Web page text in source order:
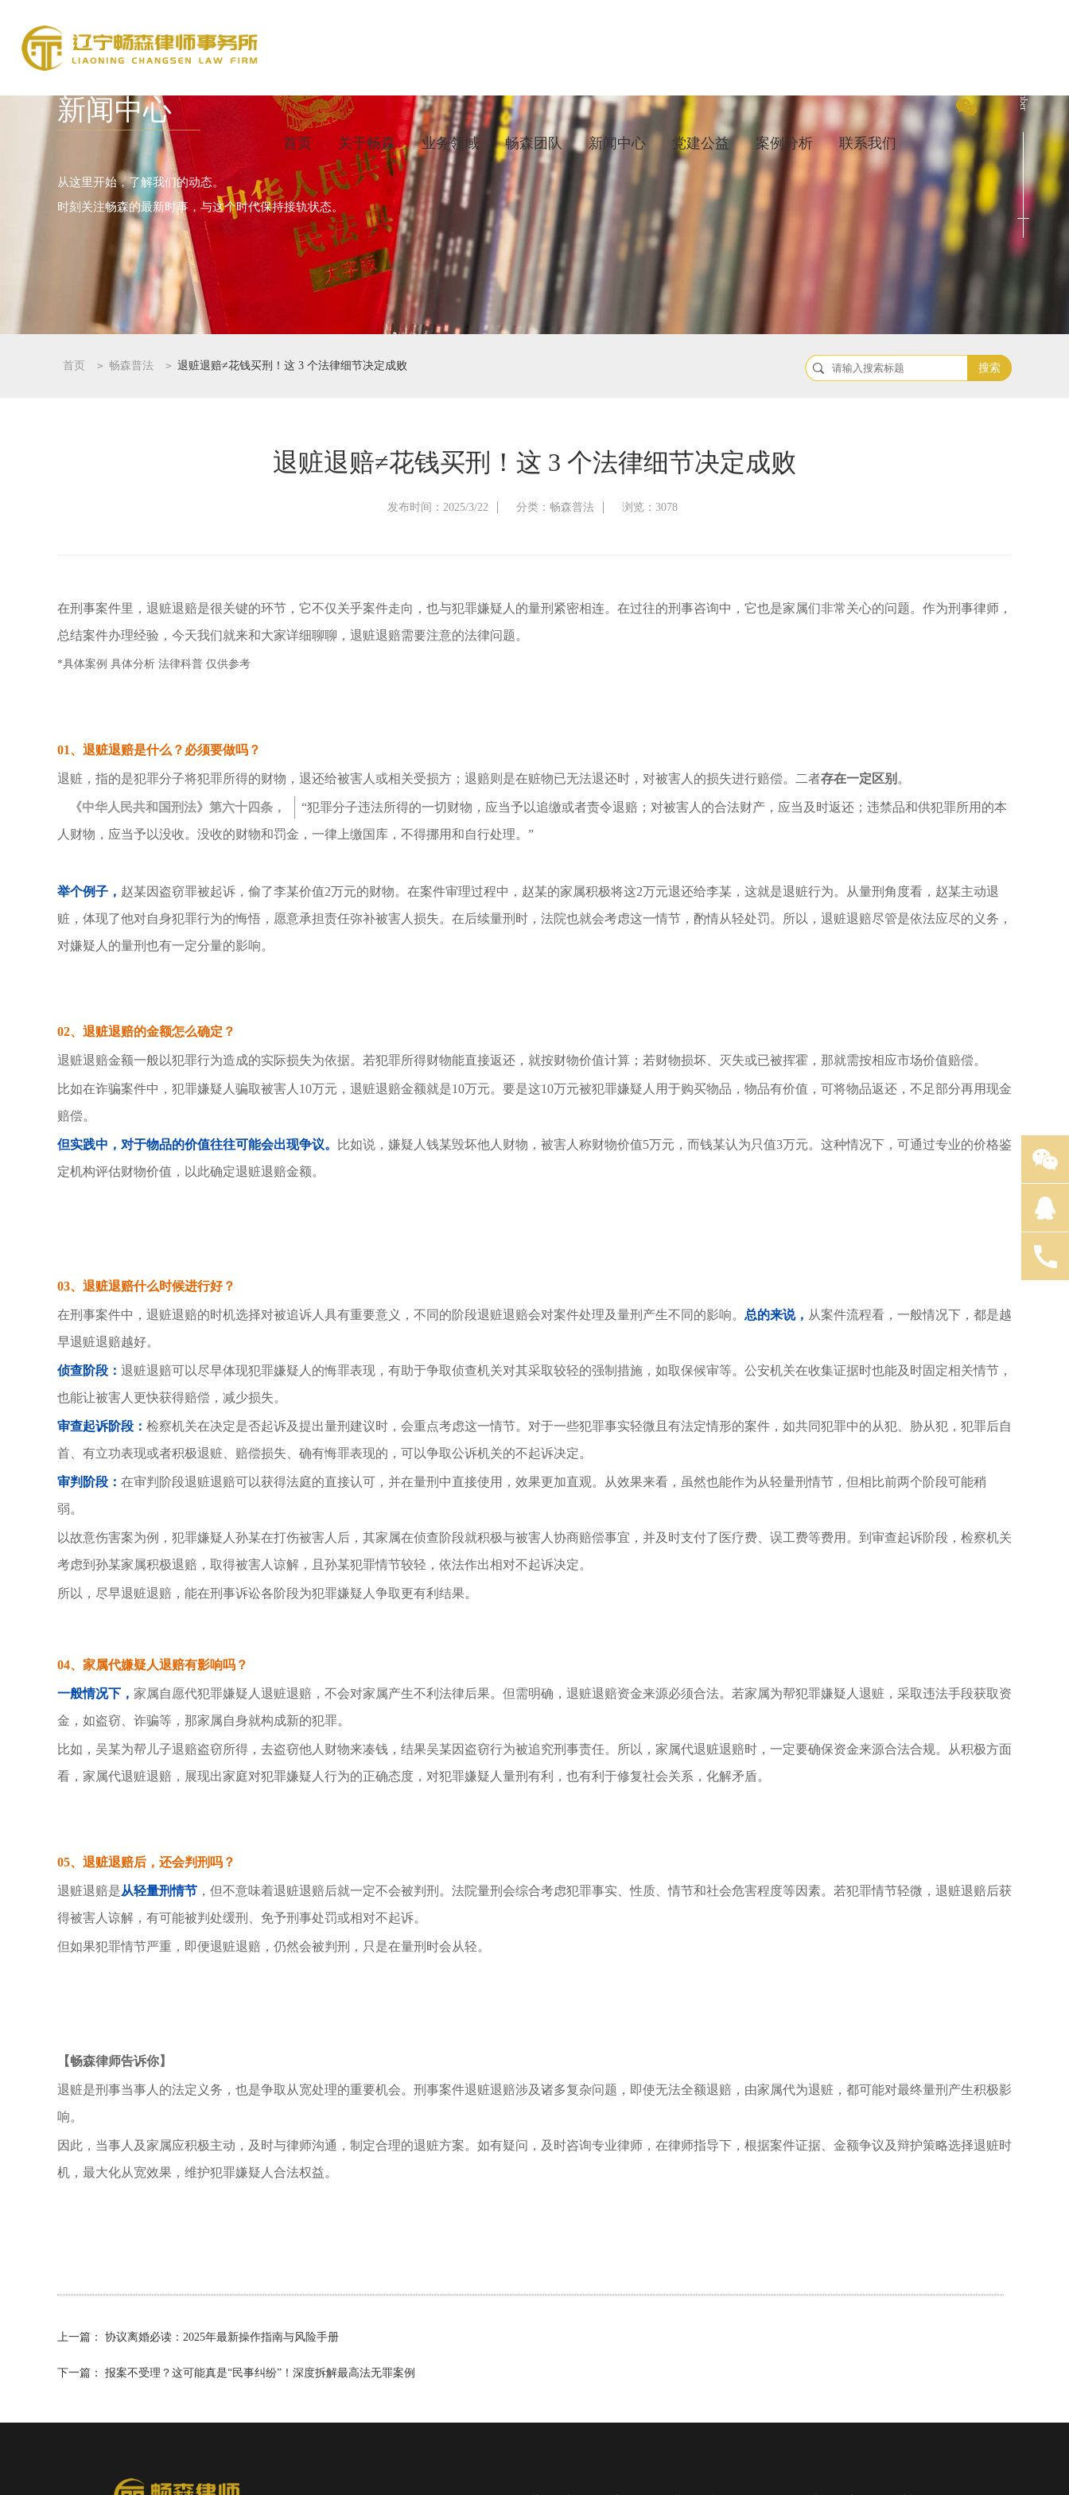
首页 关于畅森 业务领域 畅森团队 新闻中心 党建公益 案例分析 联系我们
Cenact Member
新闻中心
从这里开始，了解我们的动态。
时刻关注畅森的最新时事，与这个时代保持接轨状态。
首页 > 畅森普法 > 退赃退赔≠花钱买刑！这 3 个法律细节决定成败 搜索
退赃退赔≠花钱买刑！这 3 个法律细节决定成败
发布时间：2025/3/22 分类：畅森普法 浏览：3078
在刑事案件里，退赃退赔是很关键的环节，它不仅关乎案件走向，也与犯罪嫌疑人的量刑紧密相连。在过往的刑事咨询中，它也是家属们非常关心的问题。作为刑事律师，
总结案件办理经验，今天我们就来和大家详细聊聊，退赃退赔需要注意的法律问题。
*具体案例 具体分析 法律科普 仅供参考
01、 退赃退赔是什么？必须要做吗？
退赃，指的是犯罪分子将犯罪所得的财物，退还给被害人或相关受损方；退赔则是在赃物已无法退还时，对被害人的损失进行赔偿。二者存在一定区别 。
《中华人民共和国刑法》第六十四条，
“犯罪分子违法所得的一切财物，应当予以追缴或者责令退赔；对被害人的合法财产，应当及时返还；违禁品和供犯罪所用的本
人财物，应当予以没收。没收的财物和罚金，一律上缴国库，不得挪用和自行处理。”
举个例子， 赵某因盗窃罪被起诉，偷了李某价值2万元的财物。在案件审理过程中，赵某的家属积极将这2万元退还给李某，这就是退赃行为。
从量刑角度看，赵某主动退
赃，体现了他对自身犯罪行为的悔悟，愿意承担责任弥补被害人损失。在后续量刑时，法院也就会考虑这一情节，酌情从轻处罚。
所以，退赃退赔尽管是依法应尽的义务，
对嫌疑人的量刑也有一定分量的影响。
02、 退赃退赔的金额怎么确定？
退赃退赔金额一般以犯罪行为造成的实际损失为依据。 若犯罪所得财物能直接返还，就按财物价值计算； 若财物损坏、灭失或已被挥霍，那就需按相应市场价值赔偿。
比如在诈骗案件中，犯罪嫌疑人骗取被害人10万元，退赃退赔金额就是10万元。要是这10万元被犯罪嫌疑人用于购买物品，物品有价值，可将物品返还，不足部分再用现金
赔偿。
但实践中，对于物品的价值往往可能会出现争议。 比如说，嫌疑人钱某毁坏他人财物，被害人称财物价值5万元，而钱某认为只值3万元。 这种情况下，可通过专业的价格鉴
定机构评估财物价值，以此确定退赃退赔金额。
03、 退赃退赔什么时候进行好？
在刑事案件中，退赃退赔的时机选择对被追诉人具有重要意义，不同的阶段退赃退赔会对案件处理及量刑产生不同的影响。 总的来说， 从案件流程看，一般情况下，都是越
早退赃退赔越好。
侦查阶段： 退赃退赔可以尽早体现犯罪嫌疑人的悔罪表现，有助于争取侦查机关对其采取较轻的强制措施，如取保候审等。公安机关在收集证据时也能及时固定相关情节，
也能让被害人更快获得赔偿，减少损失。
审查起诉阶段： 检察机关在决定是否起诉及提出量刑建议时，会重点考虑这一情节。对于一些犯罪事实轻微且有法定情形的案件，如共同犯罪中的从犯、胁从犯，犯罪后自
首、有立功表现或者积极退赃、赔偿损失、确有悔罪表现的，可以争取公诉机关的不起诉决定。
审判阶段： 在审判阶段退赃退赔可以获得法庭的直接认可，并在量刑中直接使用，效果更加直观。从效果来看，虽然也能作为从轻量刑情节，但相比前两个阶段可能稍
弱。
以故意伤害案为例，犯罪嫌疑人孙某在打伤被害人后，其家属在侦查阶段就积极与被害人协商赔偿事宜，并及时支付了医疗费、误工费等费用。到审查起诉阶段，检察机关
考虑到孙某家属积极退赔，取得被害人谅解，且孙某犯罪情节较轻，依法作出相对不起诉决定。
所以，尽早退赃退赔，能在刑事诉讼各阶段为犯罪嫌疑人争取更有利结果。
04、 家属代嫌疑人退赔有影响吗？
一般情况下， 家属自愿代犯罪嫌疑人退赃退赔，不会对家属产生不利法律后果。但需明确，退赃退赔资金来源必须合法。若家属为帮犯罪嫌疑人退赃，采取违法手段获取资
金，如盗窃、诈骗等，那家属自身就构成新的犯罪。
比如，吴某为帮儿子退赔盗窃所得，去盗窃他人财物来凑钱，结果吴某因盗窃行为被追究刑事责任。
所以，家属代退赃退赔时，一定要确保资金来源合法合规。从积极方面
看，家属代退赃退赔，展现出家庭对犯罪嫌疑人行为的正确态度，对犯罪嫌疑人量刑有利，也有利于修复社会关系，化解矛盾。
05、 退赃退赔后，还会判刑吗？
退赃退赔是从轻量刑情节 ，但不意味着退赃退赔后就一定不会被判刑。法院量刑会综合考虑犯罪事实、性质、情节和社会危害程度等因素。若犯罪情节轻微，退赃退赔后获
得被害人谅解，有可能被判处缓刑、免予刑事处罚或相对不起诉。
但如果犯罪情节严重，即便退赃退赔，仍然会被判刑，只是在量刑时会从轻。
【畅森律师告诉你】
退赃是刑事当事人的法定义务，也是争取从宽处理的重要机会。刑事案件退赃退赔涉及诸多复杂问题，即使无法全额退赔，由家属代为退赃，都可能对最终量刑产生积极影
响。
因此，当事人及家属应积极主动，及时与律师沟通，制定合理的退赃方案。如有疑问，及时咨询专业律师，在律师指导下，根据案件证据、金额争议及辩护策略选择退赃时
机，最大化从宽效果，维护犯罪嫌疑人合法权益。
上一篇： 协议离婚必读：2025年最新操作指南与风险手册
下一篇： 报案不受理？这可能真是“民事纠纷”！深度拆解最高法无罪案例